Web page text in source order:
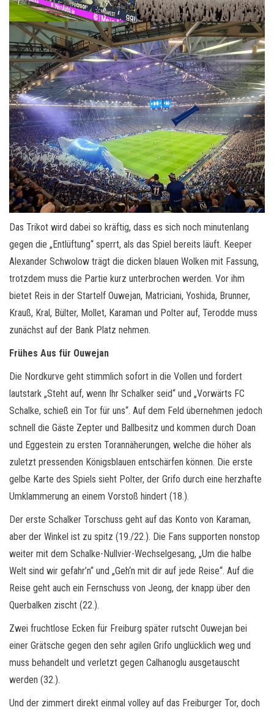
Das Trikot wird dabei so kräftig, dass es sich noch minutenlang
gegen die „Entlüftung“ sperrt, als das Spiel bereits läuft. Keeper
Alexander Schwolow trägt die dicken blauen Wolken mit Fassung,
trotzdem muss die Partie kurz unterbrochen werden. Vor ihm
bietet Reis in der Startelf Ouwejan, Matriciani, Yoshida, Brunner,
Krauß, Kral, Bülter, Mollet, Karaman und Polter auf, Terodde muss
zunächst auf der Bank Platz nehmen.
Frühes Aus für Ouwejan
Die Nordkurve geht stimmlich sofort in die Vollen und fordert
lautstark „Steht auf, wenn Ihr Schalker seid“ und „Vorwärts FC
Schalke, schieß ein Tor für uns“. Auf dem Feld übernehmen jedoch
schnell die Gäste Zepter und Ballbesitz und kommen durch Doan
und Eggestein zu ersten Torannäherungen, welche die höher als
zuletzt pressenden Königsblauen entschärfen können. Die erste
gelbe Karte des Spiels sieht Polter, der Grifo durch eine herzhafte
Umklammerung an einem Vorstoß hindert (18.).
Der erste Schalker Torschuss geht auf das Konto von Karaman,
aber der Winkel ist zu spitz (19./22.). Die Fans supporten nonstop
weiter mit dem Schalke-Nullvier-Wechselgesang, „Um die halbe
Welt sind wir gefahr’n“ und „Geh‘n mit dir auf jede Reise“. Auf die
Reise geht auch ein Fernschuss von Jeong, der knapp über den
Querbalken zischt (22.).
Zwei fruchtlose Ecken für Freiburg später rutscht Ouwejan bei
einer Grätsche gegen den sehr agilen Grifo unglücklich weg und
muss behandelt und verletzt gegen Calhanoglu ausgetauscht
werden (32.).
Und der zimmert direkt einmal volley auf das Freiburger Tor, doch